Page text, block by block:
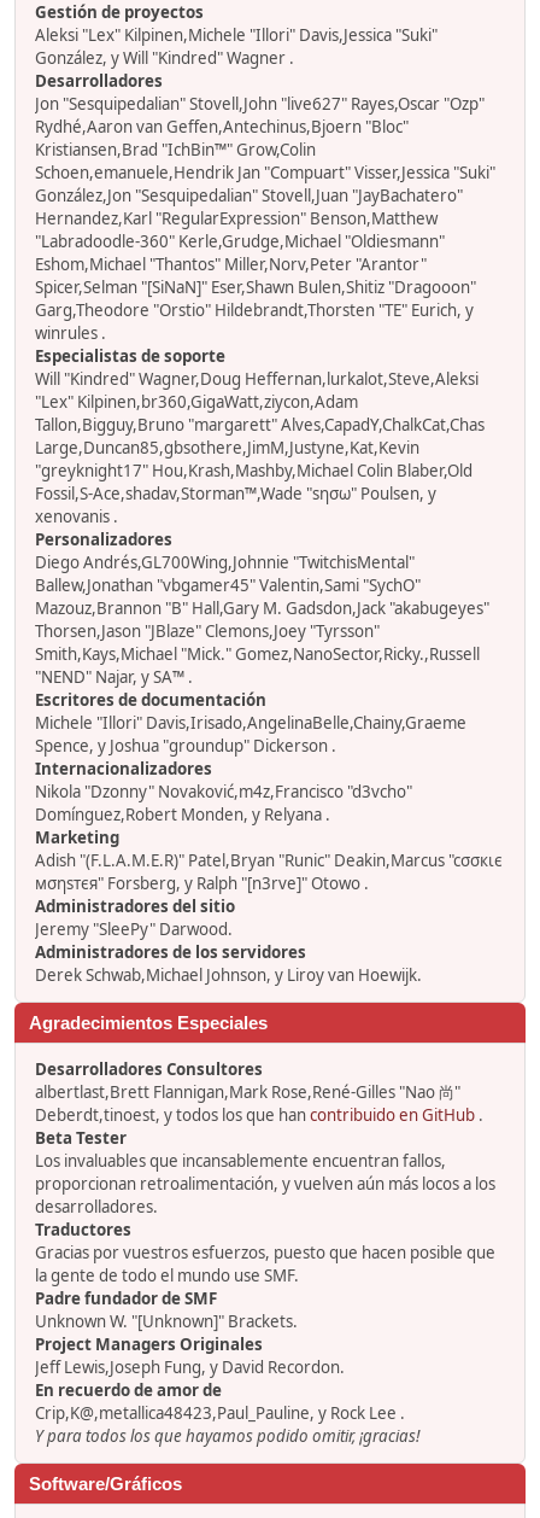
Gestión de proyectos
Aleksi "Lex" Kilpinen,Michele "Illori" Davis,Jessica "Suki"
González, y Will "Kindred" Wagner .
Desarrolladores
Jon "Sesquipedalian" Stovell,John "live627" Rayes,Oscar "Ozp"
Rydhé,Aaron van Geffen,Antechinus,Bjoern "Bloc"
Kristiansen,Brad "IchBin™" Grow,Colin
Schoen,emanuele,Hendrik Jan "Compuart" Visser,Jessica "Suki"
González,Jon "Sesquipedalian" Stovell,Juan "JayBachatero"
Hernandez,Karl "RegularExpression" Benson,Matthew
"Labradoodle-360" Kerle,Grudge,Michael "Oldiesmann"
Eshom,Michael "Thantos" Miller,Norv,Peter "Arantor"
Spicer,Selman "[SiNaN]" Eser,Shawn Bulen,Shitiz "Dragooon"
Garg,Theodore "Orstio" Hildebrandt,Thorsten "TE" Eurich, y
winrules .
Especialistas de soporte
Will "Kindred" Wagner,Doug Heffernan,lurkalot,Steve,Aleksi
"Lex" Kilpinen,br360,GigaWatt,ziycon,Adam
Tallon,Bigguy,Bruno "margarett" Alves,CapadY,ChalkCat,Chas
Large,Duncan85,gbsothere,JimM,Justyne,Kat,Kevin
"greyknight17" Hou,Krash,Mashby,Michael Colin Blaber,Old
Fossil,S-Ace,shadav,Storman™,Wade "sησω" Poulsen, y
xenovanis .
Personalizadores
Diego Andrés,GL700Wing,Johnnie "TwitchisMental"
Ballew,Jonathan "vbgamer45" Valentin,Sami "SychO"
Mazouz,Brannon "B" Hall,Gary M. Gadsdon,Jack "akabugeyes"
Thorsen,Jason "JBlaze" Clemons,Joey "Tyrsson"
Smith,Kays,Michael "Mick." Gomez,NanoSector,Ricky.,Russell
"NEND" Najar, y SA™ .
Escritores de documentación
Michele "Illori" Davis,Irisado,AngelinaBelle,Chainy,Graeme
Spence, y Joshua "groundup" Dickerson .
Internacionalizadores
Nikola "Dzonny" Novaković,m4z,Francisco "d3vcho"
Domínguez,Robert Monden, y Relyana .
Marketing
Adish "(F.L.A.M.E.R)" Patel,Bryan "Runic" Deakin,Marcus "cσσкιє
мσηѕтєя" Forsberg, y Ralph "[n3rve]" Otowo .
Administradores del sitio
Jeremy "SleePy" Darwood.
Administradores de los servidores
Derek Schwab,Michael Johnson, y Liroy van Hoewijk.
Agradecimientos Especiales
Desarrolladores Consultores
albertlast,Brett Flannigan,Mark Rose,René-Gilles "Nao 尚"
Deberdt,tinoest, y todos los que hancontribuido en GitHub .
Beta Tester
Los invaluables que incansablemente encuentran fallos,
proporcionan retroalimentación, y vuelven aún más locos a los
desarrolladores.
Traductores
Gracias por vuestros esfuerzos, puesto que hacen posible que
la gente de todo el mundo use SMF.
Padre fundador de SMF
Unknown W. "[Unknown]" Brackets.
Project Managers Originales
Jeff Lewis,Joseph Fung, y David Recordon.
En recuerdo de amor de
Crip,K@,metallica48423,Paul_Pauline, y Rock Lee .
Y para todos los que hayamos podido omitir, ¡gracias!
Software/Gráficos